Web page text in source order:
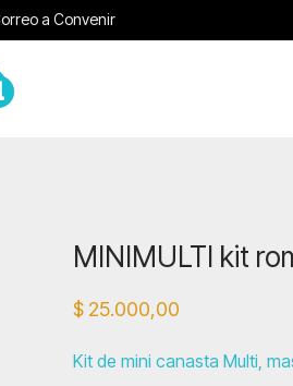
a Convenir
MINIMULTI kit
$ 25.000,00
Kit de mini canasta Multi,